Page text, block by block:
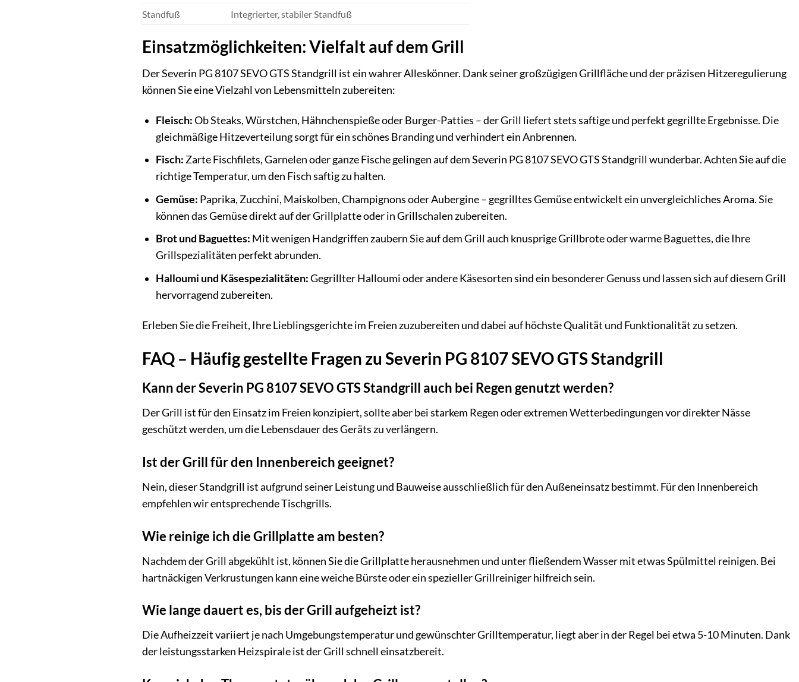
Standfuß
Integrierter, stabiler Standfuß
Einsatzmöglichkeiten: Vielfalt auf dem Grill
Der Severin PG 8107 SEVO GTS Standgrill ist ein wahrer Alleskönner. Dank seiner großzügigen Grillfläche und der präzisen Hitzeregulierung
können Sie eine Vielzahl von Lebensmitteln zubereiten:
Fleisch:Ob Steaks, Würstchen, Hähnchenspieße oder Burger-Patties – der Grill liefert stets saftige und perfekt gegrillte Ergebnisse. Die
gleichmäßige Hitzeverteilung sorgt für ein schönes Branding und verhindert ein Anbrennen.
Fisch:Zarte Fischfilets, Garnelen oder ganze Fische gelingen auf dem Severin PG 8107 SEVO GTS Standgrill wunderbar. Achten Sie auf die
richtige Temperatur, um den Fisch saftig zu halten.
Gemüse: Paprika, Zucchini, Maiskolben, Champignons oder Aubergine – gegrilltes Gemüse entwickelt ein unvergleichliches Aroma. Sie
können das Gemüse direkt auf der Grillplatte oder in Grillschalen zubereiten.
Brot und Baguettes: Mit wenigen Handgriffen zaubern Sie auf dem Grill auch knusprige Grillbrote oder warme Baguettes, die Ihre
Grillspezialitäten perfekt abrunden.
Halloumi und Käsespezialitäten:Gegrillter Halloumi oder andere Käsesorten sind ein besonderer Genuss und lassen sich auf diesem Grill
hervorragend zubereiten.
Erleben Sie die Freiheit, Ihre Lieblingsgerichte im Freien zuzubereiten und dabei auf höchste Qualität und Funktionalität zu setzen.
FAQ – Häufig gestellte Fragen zu Severin PG 8107 SEVO GTS Standgrill
Kann der Severin PG 8107 SEVO GTS Standgrill auch bei Regen genutzt werden?
Der Grill ist für den Einsatz im Freien konzipiert, sollte aber bei starkem Regen oder extremen Wetterbedingungen vor direkter Nässe
geschützt werden, um die Lebensdauer des Geräts zu verlängern.
Ist der Grill für den Innenbereich geeignet?
Nein, dieser Standgrill ist aufgrund seiner Leistung und Bauweise ausschließlich für den Außeneinsatz bestimmt. Für den Innenbereich
empfehlen wir entsprechende Tischgrills.
Wie reinige ich die Grillplatte am besten?
Nachdem der Grill abgekühlt ist, können Sie die Grillplatte herausnehmen und unter fließendem Wasser mit etwas Spülmittel reinigen. Bei
hartnäckigen Verkrustungen kann eine weiche Bürste oder ein spezieller Grillreiniger hilfreich sein.
Wie lange dauert es, bis der Grill aufgeheizt ist?
Die Aufheizzeit variiert je nach Umgebungstemperatur und gewünschter Grilltemperatur, liegt aber in der Regel bei etwa 5-10 Minuten. Dank
der leistungsstarken Heizspirale ist der Grill schnell einsatzbereit.